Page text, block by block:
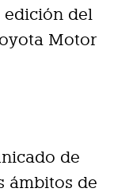
edición del
Motor
de
ámbitos de